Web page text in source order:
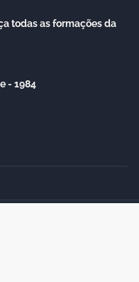
todas as formações da
- 1984